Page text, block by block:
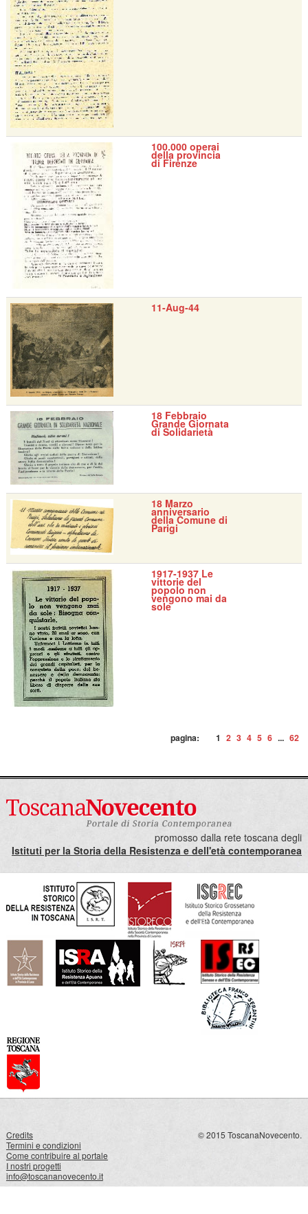
100.000 operai
della provincia
di Firenze
11-Aug-44
18 Febbraio
Grande Giornata
di Solidarietà
18 Marzo
anniversario
della Comune di
Parigi
1917-1937 Le
vittorie del
popolo non
vengono mai da
sole
pagina: 1 2 3 4 5 6 ... 62
promosso dalla rete toscana degli
Istituti per la Storia della Resistenza e dell'età contemporanea
Credits
Termini e condizioni
Come contribuire al portale
I nostri progetti
info@toscananovecento.it
© 2015 ToscanaNovecento.